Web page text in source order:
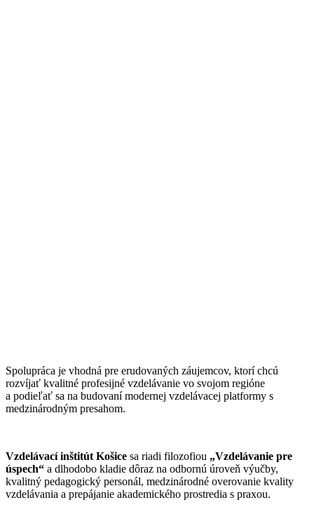
Spolupráca je vhodná pre erudovaných záujemcov, ktorí chcú
rozvíjať kvalitné profesijné vzdelávanie vo svojom regióne
a podieľať sa na budovaní modernej vzdelávacej platformy s
medzinárodným presahom.
Vzdelávací inštitút Košice sa riadi filozofiou „Vzdelávanie pre
úspech“ a dlhodobo kladie dôraz na odbornú úroveň výučby,
kvalitný pedagogický personál, medzinárodné overovanie kvality
vzdelávania a prepájanie akademického prostredia s praxou.